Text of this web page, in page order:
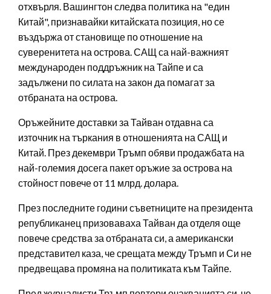
отхвърля. Вашингтон следва политика на "един
Китай", признавайки китайската позиция, но се
въздържа от становище по отношение на
суверенитета на острова. САЩ са най-важният
международен поддръжник на Тайпе и са
задължени по силата на закон да помагат за
отбраната на острова.
Оръжейните доставки за Тайван отдавна са
източник на търкания в отношенията на САЩ и
Китай. През декември Тръмп обяви продажбата на
най-големия досега пакет оръжие за острова на
стойност повече от 11 млрд. долара.
През последните години съветниците на президента
републиканец призоваваха Тайван да отделя още
повече средства за отбраната си, а американски
представител каза, че срещата между Тръмп и Си не
предвещава промяна на политиката към Тайпе.